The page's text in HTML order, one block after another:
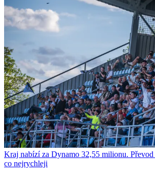
Kraj nabízí za Dynamo 32,55 milionu.
co nejrychleji